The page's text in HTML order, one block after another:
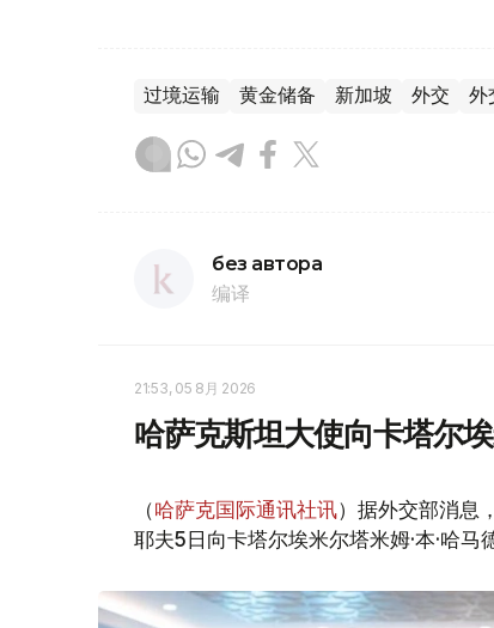
过境运输 黄金储备 新加坡 外交 外
без автора
编译
21:53, 05 8月 2026
哈萨克斯坦大使向卡塔尔
（哈萨克国际通讯社讯）据外交部消息
耶夫5日向卡塔尔埃米尔塔米姆·本·哈马